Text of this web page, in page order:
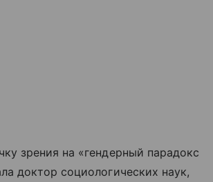
зрения на «гендерный парадокс
доктор социологических наук,